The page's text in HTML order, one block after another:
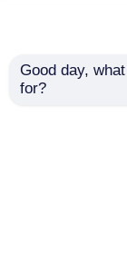
υπεριώδη
Good day,
for?